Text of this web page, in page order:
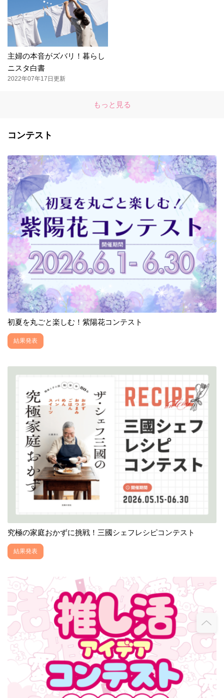
主婦の本音がズバリ！暮らし
ニスタ白書
2022年07年17日更新
もっと見る
コンテスト
初夏を丸ごと楽しむ！紫陽花コンテスト
結果発表
究極の家庭おかずに挑戦！三國シェフレシピコンテスト
結果発表